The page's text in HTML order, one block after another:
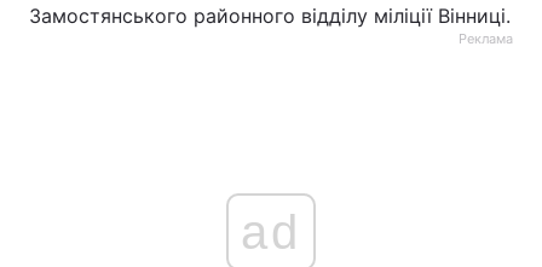
Замостянського районного відділу міліції Вінниці.
Реклама
ad